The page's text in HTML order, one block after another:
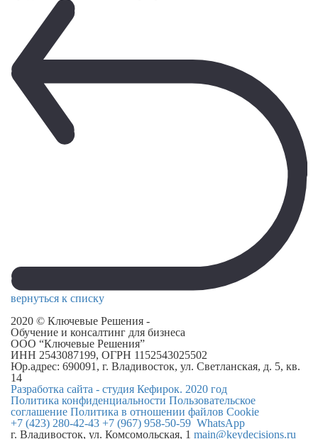
вернуться к списку
2020 © Ключевые Решения -
Обучение и консалтинг для бизнеса
ООО “Ключевые Решения”
ИНН 2543087199, ОГРН 1152543025502
Юр.адрес: 690091, г. Владивосток, ул. Светланская, д. 5, кв.
14
Разработка сайта - студия Кефирок. 2020 год
Политика конфиденциальности Пользовательское
соглашение Политика в отношении файлов Cookie
+7 (423) 280-42-43 +7 (967) 958-50-59 WhatsApp
г. Владивосток, ул. Комсомольская, 1 main@keydecisions.ru